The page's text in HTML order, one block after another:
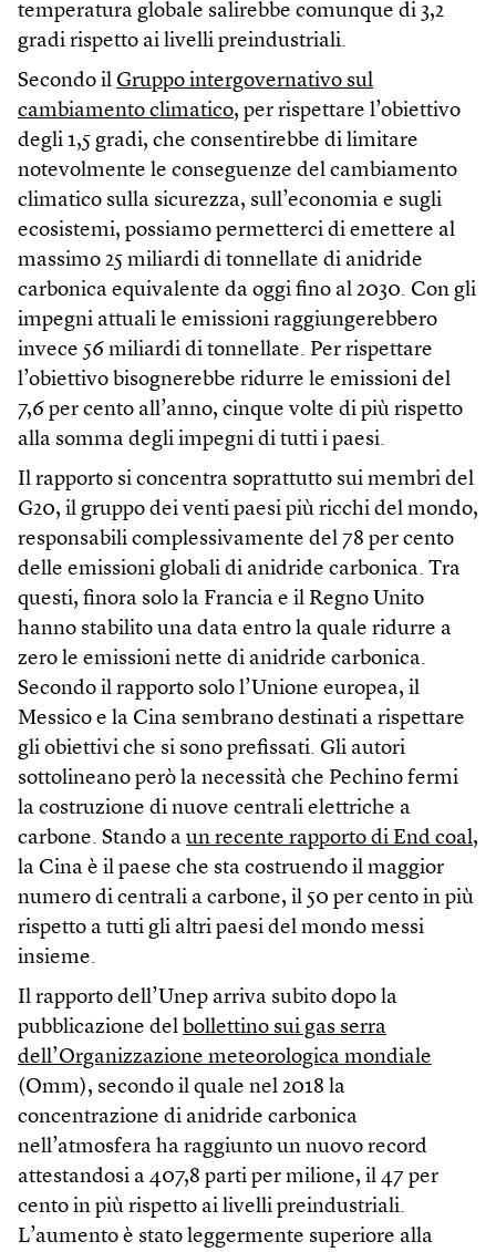
temperatura globale salirebbe comunque di 3,2
gradi rispetto ai livelli preindustriali.
Secondo il Gruppo intergovernativo sul
cambiamento climatico, per rispettare l’obiettivo
degli 1,5 gradi, che consentirebbe di limitare
notevolmente le conseguenze del cambiamento
climatico sulla sicurezza, sull’economia e sugli
ecosistemi, possiamo permetterci di emettere al
massimo 25 miliardi di tonnellate di anidride
carbonica equivalente da oggi fino al 2030. Con gli
impegni attuali le emissioni raggiungerebbero
invece 56 miliardi di tonnellate. Per rispettare
l’obiettivo bisognerebbe ridurre le emissioni del
7,6 per cento all’anno, cinque volte di più rispetto
alla somma degli impegni di tutti i paesi.
Il rapporto si concentra soprattutto sui membri del
G20, il gruppo dei venti paesi più ricchi del mondo,
responsabili complessivamente del 78 per cento
delle emissioni globali di anidride carbonica. Tra
questi, finora solo la Francia e il Regno Unito
hanno stabilito una data entro la quale ridurre a
zero le emissioni nette di anidride carbonica.
Secondo il rapporto solo l’Unione europea, il
Messico e la Cina sembrano destinati a rispettare
gli obiettivi che si sono prefissati. Gli autori
sottolineano però la necessità che Pechino fermi
la costruzione di nuove centrali elettriche a
carbone. Stando a un recente rapporto di End coal,
la Cina è il paese che sta costruendo il maggior
numero di centrali a carbone, il 50 per cento in più
rispetto a tutti gli altri paesi del mondo messi
insieme.
Il rapporto dell’Unep arriva subito dopo la
pubblicazione del bollettino sui gas serra
dell’Organizzazione meteorologica mondiale
(Omm), secondo il quale nel 2018 la
concentrazione di anidride carbonica
nell’atmosfera ha raggiunto un nuovo record
attestandosi a 407,8 parti per milione, il 47 per
cento in più rispetto ai livelli preindustriali.
L’aumento è stato leggermente superiore alla